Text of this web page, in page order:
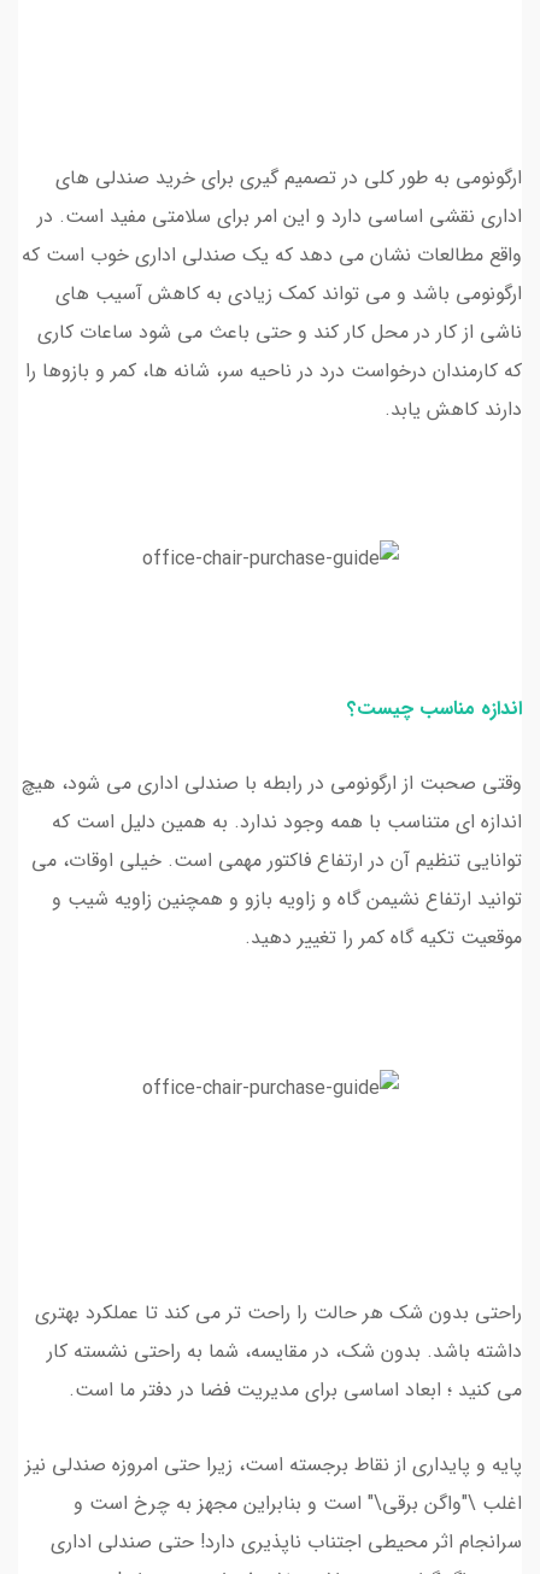
ارگونومی به طور کلی در تصمیم گیری برای خرید صندلی های
اداری نقشی اساسی دارد و این امر برای سلامتی مفید است. در
واقع مطالعات نشان می دهد که یک صندلی اداری خوب است که
ارگونومی باشد و می تواند کمک زیادی به کاهش آسیب های
ناشی از کار در محل کار کند و حتی باعث می شود ساعات کاری
که کارمندان درخواست درد در ناحیه سر، شانه ها، کمر و بازوها را
دارند کاهش یابد.
اندازه مناسب چیست؟
وقتی صحبت از ارگونومی در رابطه با صندلی اداری می شود، هیچ
اندازه ای متناسب با همه وجود ندارد. به همین دلیل است که
توانایی تنظیم آن در ارتفاع فاکتور مهمی است. خیلی اوقات، می
توانید ارتفاع نشیمن گاه و زاویه بازو و همچنین زاویه شیب و
موقعیت تکیه گاه کمر را تغییر دهید.
راحتی بدون شک هر حالت را راحت تر می کند تا عملکرد بهتری
داشته باشد. بدون شک، در مقایسه، شما به راحتی نشسته کار
می کنید ؛ ابعاد اساسی برای مدیریت فضا در دفتر ما است.
پایه و پایداری از نقاط برجسته است، زیرا حتی امروزه صندلی نیز
اغلب \"واگن برقی\" است و بنابراین مجهز به چرخ است و
سرانجام اثر محیطی اجتناب ناپذیری دارد! حتی صندلی اداری